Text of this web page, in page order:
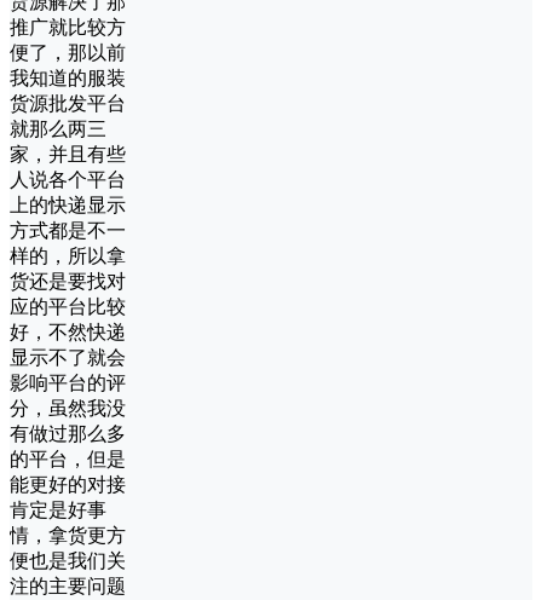
推广就比较方
便了，那以前
我知道的服装
货源批发平台
就那么两三
家，并且有些
人说各个平台
上的快递显示
方式都是不一
样的，所以拿
货还是要找对
应的平台比较
好，不然快递
显示不了就会
影响平台的评
分，虽然我没
有做过那么多
的平台，但是
能更好的对接
肯定是好事
情，拿货更方
便也是我们关
注的主要问题